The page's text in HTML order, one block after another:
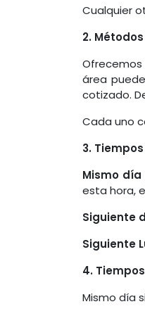
Cualquier
2.
área
cotizado.
Cada uno
3.
Mismo día
esta hora,
Siguiente
Siguiente
4.
Mismo día